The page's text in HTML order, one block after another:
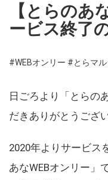
【とらのあ
ービス終了
#WEBオンリー #とらマル
日ごろより「とらの
だきありがとうござ
2020年よりサービス
あなWEBオンリー」